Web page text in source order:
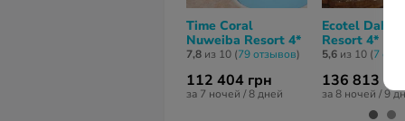
Time Coral
Nuweiba Resort 4*
7,8 из 10 (79 отзывов)
112 404 грн
за 7 ночей / 8 дней
Ecotel Dahab
Resort 4*
5,6 из 10 (7
136 813 грн
за 8 ночей / 9